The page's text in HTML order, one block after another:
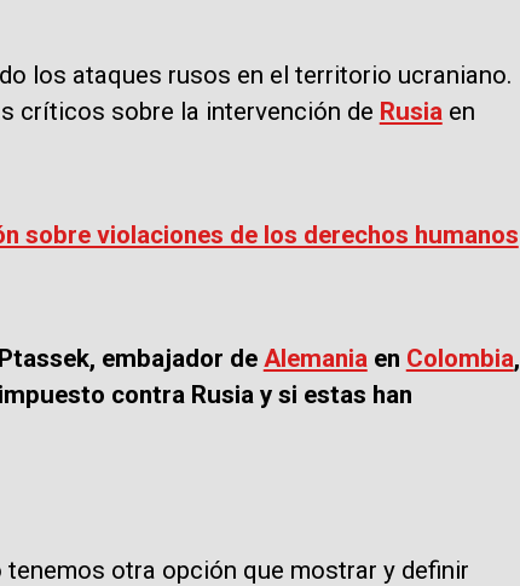
los ataques rusos en el territorio ucraniano.
críticos sobre la intervención de Rusiaen
sobre violaciones de los derechos humanos
embajador de Alemaniaen Colombia,
contra Rusia y si estas han
otra opción que mostrar y definir